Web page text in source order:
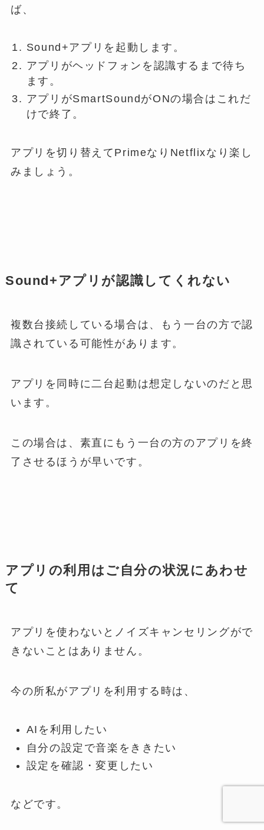
ば、
Sound+アプリを起動します。
アプリがヘッドフォンを認識するまで待ち
ます。
アプリがSmartSoundがONの場合はこれだ
けで終了。
アプリを切り替えてPrimeなりNetflixなり楽し
みましょう。
Sound+アプリが認識してくれない
複数台接続している場合は、もう一台の方で認
識されている可能性があります。
アプリを同時に二台起動は想定しないのだと思
います。
この場合は、素直にもう一台の方のアプリを終
了させるほうが早いです。
アプリの利用はご自分の状況にあわせ
て
アプリを使わないとノイズキャンセリングがで
きないことはありません。
今の所私がアプリを利用する時は、
AIを利用したい
自分の設定で音楽をききたい
設定を確認・変更したい
などです。